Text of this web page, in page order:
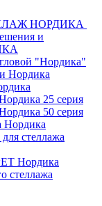
НОРДИКА
и
"Нордика"
Нордика
25 серия
50 серия
Нордика
стеллажа
Нордика
стеллажа